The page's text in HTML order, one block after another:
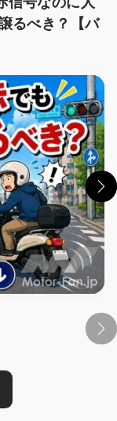
るべき？【バ